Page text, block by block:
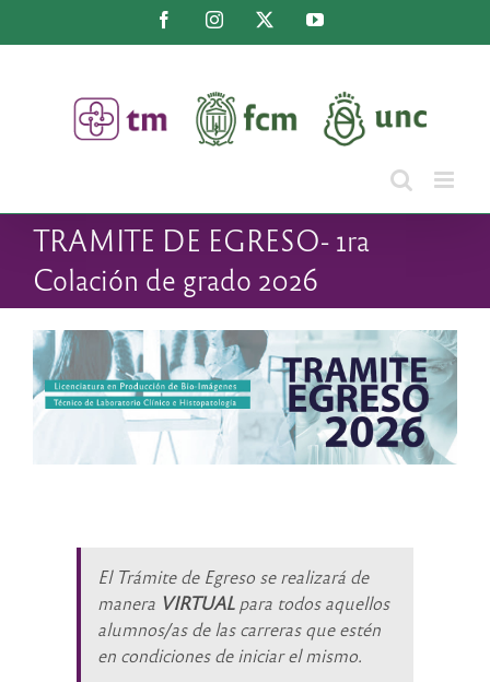
FacebookInstagram YouTube
TRAMITE DE EGRESO- 1ra
Colación de grado 2026
El Trámite de Egreso se realizará de
manera VIRTUAL para todos aquellos
alumnos/as de las carreras que estén
en condiciones de iniciar el mismo.